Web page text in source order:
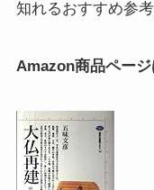
ドイツの大詩人
哲学者ショーペ
カフカの街プラ
知れるおすすめ参
Amazon商品ページ